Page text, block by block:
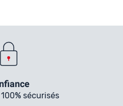
sécurisés